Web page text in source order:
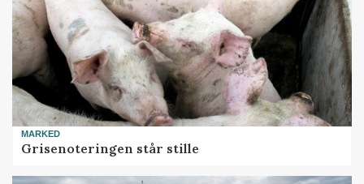
MARKED
Grisenoteringen står stille